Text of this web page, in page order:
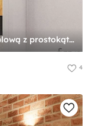
DOM RUCZAJ - Duży z zabudową meblową z prostokątnym lustrem biały brązowy czarny szary z lustrem na ścianie z farbą na ścianie z lamelami na ścianie z marmurem na podłodze hol / przedpokój, styl industrialny - zdjęcie od FORMA - Pracownia Architektury Wnętrz
4